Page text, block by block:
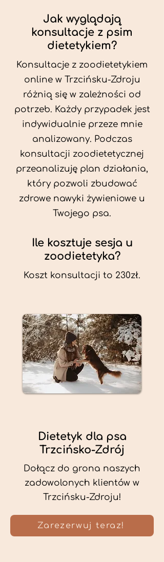
Jak wyglądają
konsultacje z psim
dietetykiem?
Konsultacje z zoodietetykiem
online w Trzcińsku-Zdroju
różnią się w zależności od
potrzeb. Każdy przypadek jest
indywidualnie przeze mnie
analizowany. Podczas
konsultacji zoodietetycznej
przeanalizuję plan działania,
który pozwoli zbudować
zdrowe nawyki żywieniowe u
Twojego psa.
Ile kosztuje sesja u
zoodietetyka?
Koszt konsultacji to 230zł.
Dietetyk dla psa
Trzcińsko-Zdrój
Dołącz do grona naszych
zadowolonych klientów w
Trzcińsku-Zdroju!
Zarezerwuj teraz!